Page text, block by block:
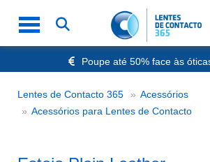
Poupe até 50% face às
Envio Rápido 24h a
Nº1 na Opinião dos
Lentes de Contacto 365
Acessórios
Acessórios para Lentes de Contacto